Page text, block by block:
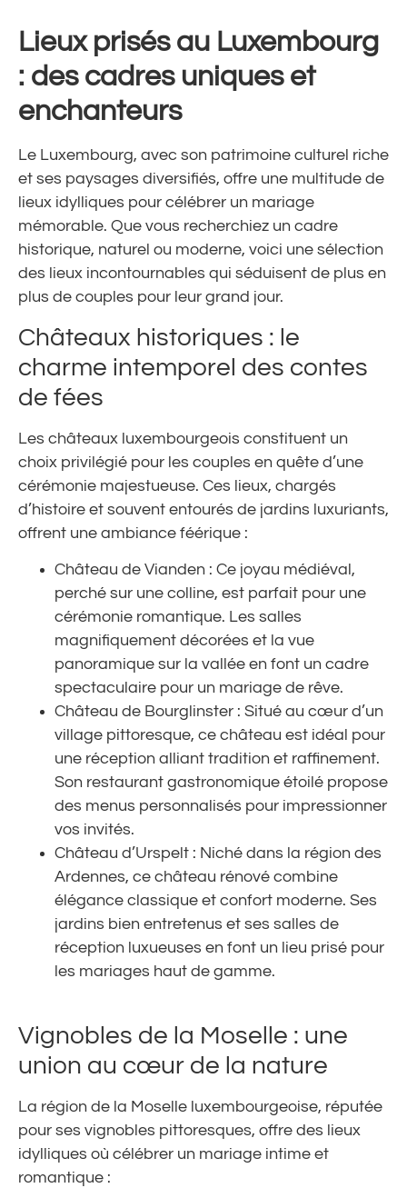
Lieux prisés au Luxembourg
: des cadres uniques et
enchanteurs
Le Luxembourg, avec son patrimoine culturel riche
et ses paysages diversifiés, offre une multitude de
lieux idylliques pour célébrer un mariage
mémorable. Que vous recherchiez un cadre
historique, naturel ou moderne, voici une sélection
des lieux incontournables qui séduisent de plus en
plus de couples pour leur grand jour.
Châteaux historiques : le
charme intemporel des contes
de fées
Les châteaux luxembourgeois constituent un
choix privilégié pour les couples en quête d’une
cérémonie majestueuse. Ces lieux, chargés
d’histoire et souvent entourés de jardins luxuriants,
offrent une ambiance féérique :
Château de Vianden : Ce joyau médiéval,
perché sur une colline, est parfait pour une
cérémonie romantique. Les salles
magnifiquement décorées et la vue
panoramique sur la vallée en font un cadre
spectaculaire pour un mariage de rêve.
Château de Bourglinster : Situé au cœur d’un
village pittoresque, ce château est idéal pour
une réception alliant tradition et raffinement.
Son restaurant gastronomique étoilé propose
des menus personnalisés pour impressionner
vos invités.
Château d’Urspelt : Niché dans la région des
Ardennes, ce château rénové combine
élégance classique et confort moderne. Ses
jardins bien entretenus et ses salles de
réception luxueuses en font un lieu prisé pour
les mariages haut de gamme.
Vignobles de la Moselle : une
union au cœur de la nature
La région de la Moselle luxembourgeoise, réputée
pour ses vignobles pittoresques, offre des lieux
idylliques où célébrer un mariage intime et
romantique :